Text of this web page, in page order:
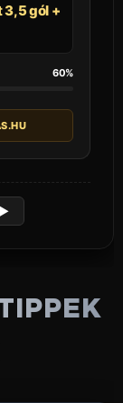
gól +
60%